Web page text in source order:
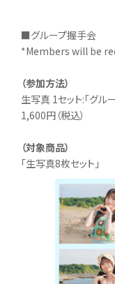
■グループ握手会
*Members will be
（参加方法）
生写真 1セット:「グル
1,600円（税込）
（対象商品）
「生写真8枚セット」